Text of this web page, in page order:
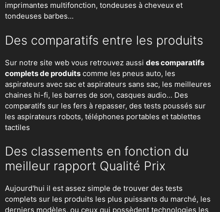
imprimantes multifonction, tondeuses à cheveux et
tondeuses barbes...
Des comparatifs entre les produits
Sur notre site web vous retrouvez aussi des comparatifs
complets de produits comme les pneus auto, les
aspirateurs avec sac et aspirateurs sans sac, les meilleures
chaines hi-fi, les barres de son, casques audio... Des
comparatifs sur les fers à repasser, des tests poussés sur
les aspirateurs robots, téléphones portables et tablettes
tactiles
Des classements en fonction du
meilleur rapport Qualité Prix
Aujourd'hui il est assez simple de trouver des tests
complets sur les produits les plus puissants du marché, les
derniers modèles, ou ceux qui possèdent technologies les